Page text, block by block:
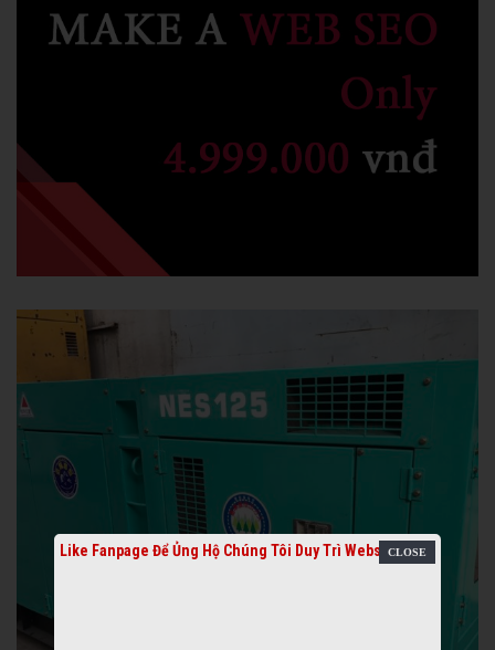
Like Fanpage Để Ủng Hộ Chúng Tôi Duy Trì Website